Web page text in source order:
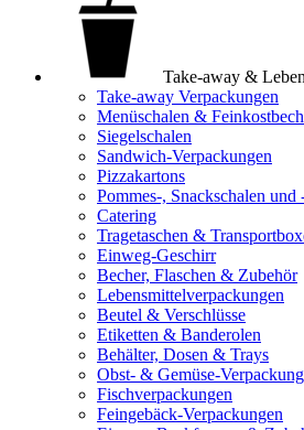
Take-away &
Take-away Verpackungen
Menüschalen &
Siegelschalen
Sandwich-Verpackungen
Pizzakartons
Pommes-, Snackschalen und
Catering
Tragetaschen &
Einweg-Geschirr
Becher, Flaschen & Zubehör
Lebensmittelverpackungen
Beutel & Verschlüsse
Etiketten & Banderolen
Behälter, Dosen & Trays
Obst- & Gemüse-
Fischverpackungen
Feingebäck-Verpackungen